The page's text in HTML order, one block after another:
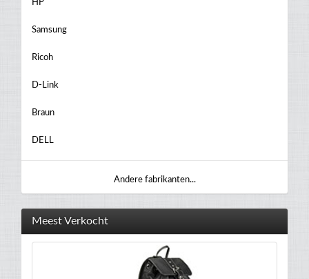
HP
Samsung
Ricoh
D-Link
Braun
DELL
Andere fabrikanten...
Meest Verkocht